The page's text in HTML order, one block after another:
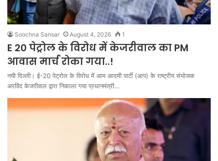
Soochna Sansar August 4, 2026 1
E 20 पेट्रोल के विरोध में केजरीवाल का PM
आवास मार्च रोका गया..!
नयी दिल्ली। ई-20 पेट्रोल के विरोध में आम आदमी पार्टी (आप) के राष्ट्रीय संयोजक
अरविंद केजरीवाल द्वारा निकाला गया प्रधानमंत्री…